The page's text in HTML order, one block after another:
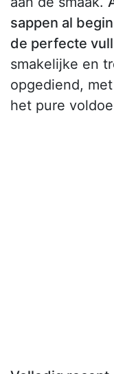
sappen al
de perfecte
smakelijke en
opgediend,
het pure